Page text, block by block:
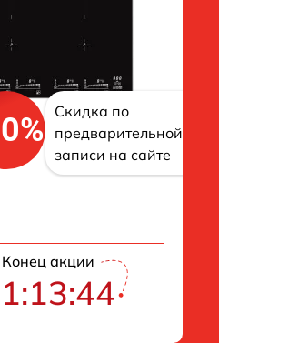
Скидка по
предварительной
записи на сайте
Конец акции